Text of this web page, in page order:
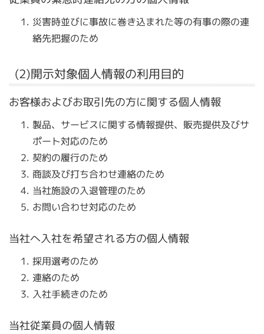
災害時並びに事故に巻き込まれた等の有事の際の連
絡先把握のため
(2)開示対象個人情報の利用目的
お客様およびお取引先の方に関する個人情報
製品、サービスに関する情報提供、販売提供及びサ
ポート対応のため
契約の履行のため
商談及び打ち合わせ連絡のため
当社施設の入退管理のため
お問い合わせ対応のため
当社へ入社を希望される方の個人情報
採用選考のため
連絡のため
入社手続きのため
当社従業員の個人情報